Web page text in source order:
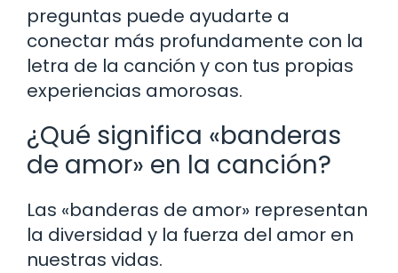
preguntas puede ayudarte a
conectar más profundamente con la
letra de la canción y con tus propias
experiencias amorosas.
¿Qué significa «banderas
de amor» en la canción?
Las «banderas de amor» representan
la diversidad y la fuerza del amor en
nuestras vidas.